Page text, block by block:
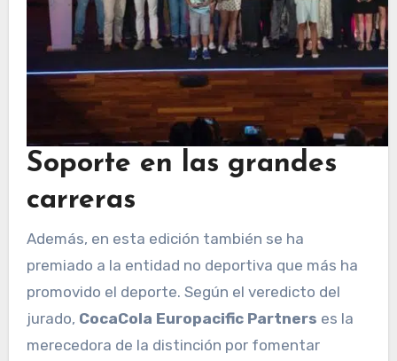
Soporte en las grandes
carreras
Además, en esta edición también se ha
premiado a la entidad no deportiva que más ha
promovido el deporte. Según el veredicto del
jurado, CocaCola Europacific Partners es la
merecedora de la distinción por fomentar